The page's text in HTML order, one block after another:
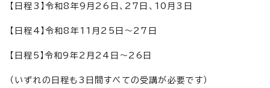
【日程3】令和8年9月26日、27日、10月3日
【日程4】令和8年11月25日～27日
【日程5】令和9年2月24日～26日
（いずれの日程も3日間すべての受講が必要です）